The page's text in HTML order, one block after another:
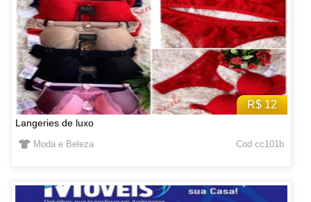
R$ 12
Langeries de luxo
Moda e Beleza Cod cc101b